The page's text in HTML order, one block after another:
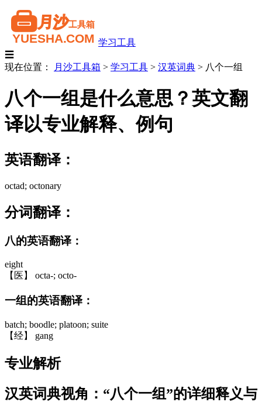
学习工具
☰
现在位置：
月沙工具箱 > 学习工具 > 汉英词典 > 八个一组
八个一组是什么意思？英文翻
译以专业解释、例句
英语翻译：
octad; octonary
分词翻译：
八的英语翻译：
eight
【医】 octa-; octo-
一组的英语翻译：
batch; boodle; platoon; suite
【经】 gang
专业解析
汉英词典视角：“八个一组”的详细释义与